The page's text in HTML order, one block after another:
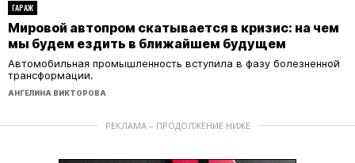
ГАРАЖ
Мировой автопром скатывается в кризис: на чем
мы будем ездить в ближайшем будущем
АНГЕЛИНА ВИКТОРОВА
Автомобильная промышленность вступила в фазу болезненной
трансформации.
РЕКЛАМА – ПРОДОЛЖЕНИЕ НИЖЕ